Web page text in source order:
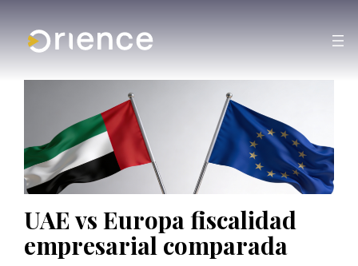
UAE vs Europa fiscalidad
empresarial comparada